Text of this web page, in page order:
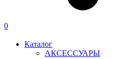
0
Каталог
АКСЕССУАРЫ